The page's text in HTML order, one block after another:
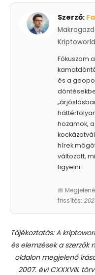
Szerző:
Fókuszom
és a
hozamok,
hírek
változott,
figyelni.
📅
frissítés:
Tájékoztatás: A
és elemzések a szerzők
oldalon megjelenő
2007. évi CXXXVIII.